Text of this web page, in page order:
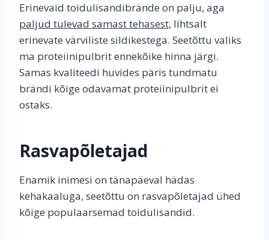
Erinevaid toidulisandibrände on palju, aga
paljud tulevad samast tehasest, lihtsalt
erinevate värviliste sildikestega. Seetõttu valiks
ma proteiinipulbrit ennekõike hinna järgi.
Samas kvaliteedi huvides päris tundmatu
brändi kõige odavamat proteiinipulbrit ei
ostaks.
Rasvapõletajad
Enamik inimesi on tänapäeval hädas
kehakaaluga, seetõttu on rasvapõletajad ühed
kõige populaarsemad toidulisandid.